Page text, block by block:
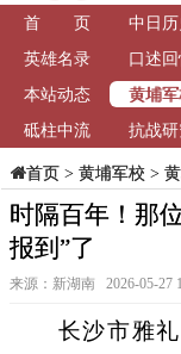
首 页 中日历
英雄名录
口述
本站动态
黄埔
砥柱中流
抗战
首页> 黄埔军校>
时隔百年！那
报到”了
来源：新湖南 2026-05-27
长沙市雅礼